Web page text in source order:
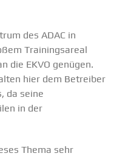
des ADAC in
Trainingsareal
die EKVO genügen.
hier dem Betreiber
da seine
in der
Thema sehr